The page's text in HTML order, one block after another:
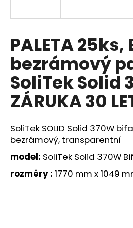
PALETA
bezrámový
SoliTek Solid
ZÁRUKA 30
SoliTek SOLID Solid 370W
bezrámový, transparentní
model: SoliTek Solid 370W
rozměry : 1770 mm x 1049
í
t
?
D
o